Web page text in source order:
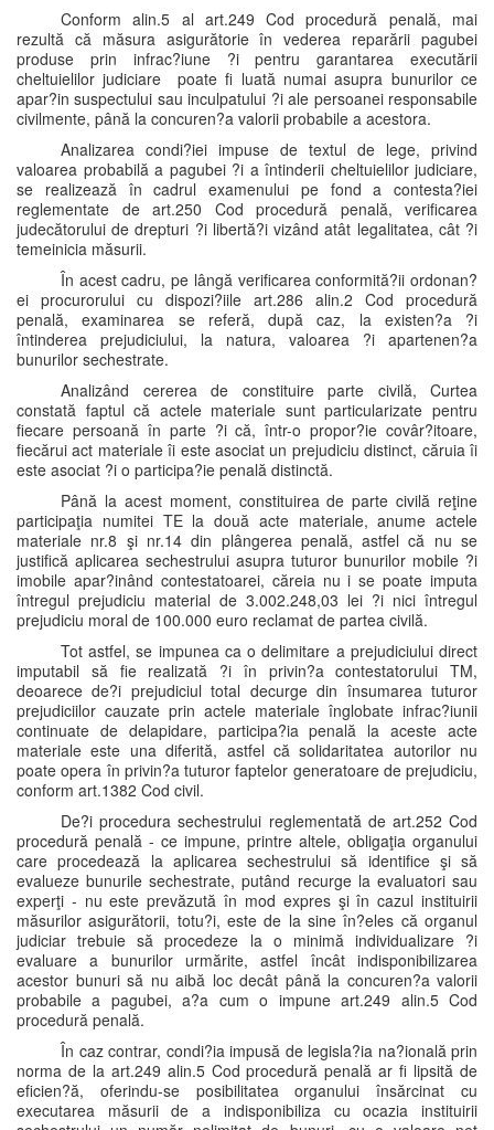
Conform alin.5 al art.249 Cod procedură penală, mai
rezultă că măsura asigurătorie în vederea reparării pagubei
produse prin infrac?iune ?i pentru garantarea executării
cheltuielilor judiciare poate fi luată numai asupra bunurilor ce
apar?in suspectului sau inculpatului ?i ale persoanei responsabile
civilmente, până la concuren?a valorii probabile a acestora.
Analizarea condi?iei impuse de textul de lege, privind
valoarea probabilă a pagubei ?i a întinderii cheltuielilor judiciare,
se realizează în cadrul examenului pe fond a contesta?iei
reglementate de art.250 Cod procedură penală, verificarea
judecătorului de drepturi ?i libertă?i vizând atât legalitatea, cât ?i
temeinicia măsurii.
În acest cadru, pe lângă verificarea conformită?ii ordonan?
ei procurorului cu dispozi?iile art.286 alin.2 Cod procedură
penală, examinarea se referă, după caz, la existen?a ?i
întinderea prejudiciului, la natura, valoarea ?i apartenen?a
bunurilor sechestrate.
Analizând cererea de constituire parte civilă, Curtea
constată faptul că actele materiale sunt particularizate pentru
fiecare persoană în parte ?i că, într-o propor?ie covâr?itoare,
fiecărui act materiale îi este asociat un prejudiciu distinct, căruia îi
este asociat ?i o participa?ie penală distinctă.
Până la acest moment, constituirea de parte civilă reţine
participaţia numitei TE la două acte materiale, anume actele
materiale nr.8 şi nr.14 din plângerea penală, astfel că nu se
justifică aplicarea sechestrului asupra tuturor bunurilor mobile ?i
imobile apar?inând contestatoarei, căreia nu i se poate imputa
întregul prejudiciu material de 3.002.248,03 lei ?i nici întregul
prejudiciu moral de 100.000 euro reclamat de partea civilă.
Tot astfel, se impunea ca o delimitare a prejudiciului direct
imputabil să fie realizată ?i în privin?a contestatorului TM,
deoarece de?i prejudiciul total decurge din însumarea tuturor
prejudiciilor cauzate prin actele materiale înglobate infrac?iunii
continuate de delapidare, participa?ia penală la aceste acte
materiale este una diferită, astfel că solidaritatea autorilor nu
poate opera în privin?a tuturor faptelor generatoare de prejudiciu,
conform art.1382 Cod civil.
De?i procedura sechestrului reglementată de art.252 Cod
procedură penală - ce impune, printre altele, obligaţia organului
care procedează la aplicarea sechestrului să identifice şi să
evalueze bunurile sechestrate, putând recurge la evaluatori sau
experţi - nu este prevăzută în mod expres şi în cazul instituirii
măsurilor asigurătorii, totu?i, este de la sine în?eles că organul
judiciar trebuie să procedeze la o minimă individualizare ?i
evaluare a bunurilor urmărite, astfel încât indisponibilizarea
acestor bunuri să nu aibă loc decât până la concuren?a valorii
probabile a pagubei, a?a cum o impune art.249 alin.5 Cod
procedură penală.
În caz contrar, condi?ia impusă de legisla?ia na?ională prin
norma de la art.249 alin.5 Cod procedură penală ar fi lipsită de
eficien?ă, oferindu-se posibilitatea organului însărcinat cu
executarea măsurii de a indisponibiliza cu ocazia instituirii